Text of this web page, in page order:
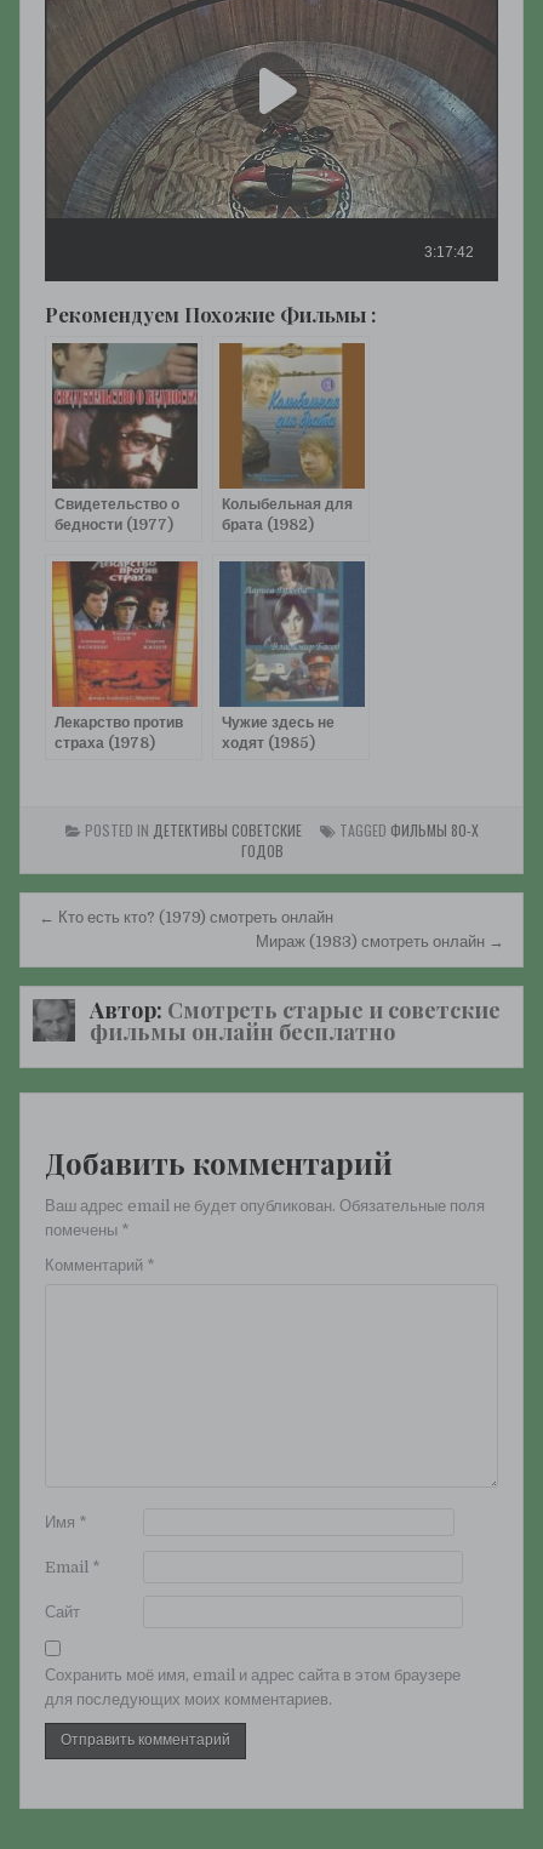
Рекомендуем Похожие Фильмы :
Свидетельство о
бедности (1977)
Колыбельная для
брата (1982)
Лекарство против
страха (1978)
Чужие здесь не
ходят (1985)
POSTED IN ДЕТЕКТИВЫ СОВЕТСКИЕ TAGGED ФИЛЬМЫ 80-Х
ГОДОВ
Навигация
записям
← Кто есть кто? (1979) смотреть онлайн
Мираж (1983) смотреть онлайн →
Автор: Смотреть старые и советские
фильмы онлайн бесплатно
Добавить комментарий
Ваш адрес email не будет опубликован. Обязательные поля
помечены *
Комментарий *
Имя *
Email *
Сайт
Сохранить моё имя, email и адрес сайта в этом браузере
для последующих моих комментариев.